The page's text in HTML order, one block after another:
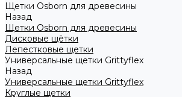
Щетки Osborn для древесины
Назад
Щетки Osborn для древесины
Дисковые щётки
Лепестковые щетки
Универсальные щетки Grittyflex
Назад
Универсальные щетки Grittyflex
Круглые щетки